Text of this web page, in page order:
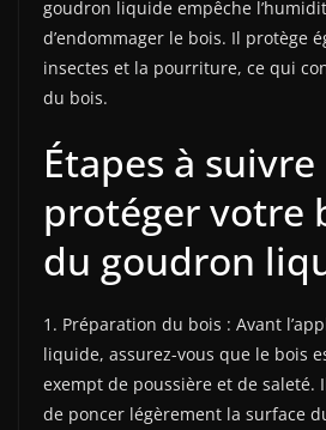
goudron liquide empêche
d’endommager le bois. Il protège
insectes et la pourriture, ce qui
du bois.
Étapes à
protéger votre
du goudron
1. Préparation du bois : Avant
liquide, assurez-vous que le bois
exempt de poussière et de saleté.
de poncer légèrement la surface